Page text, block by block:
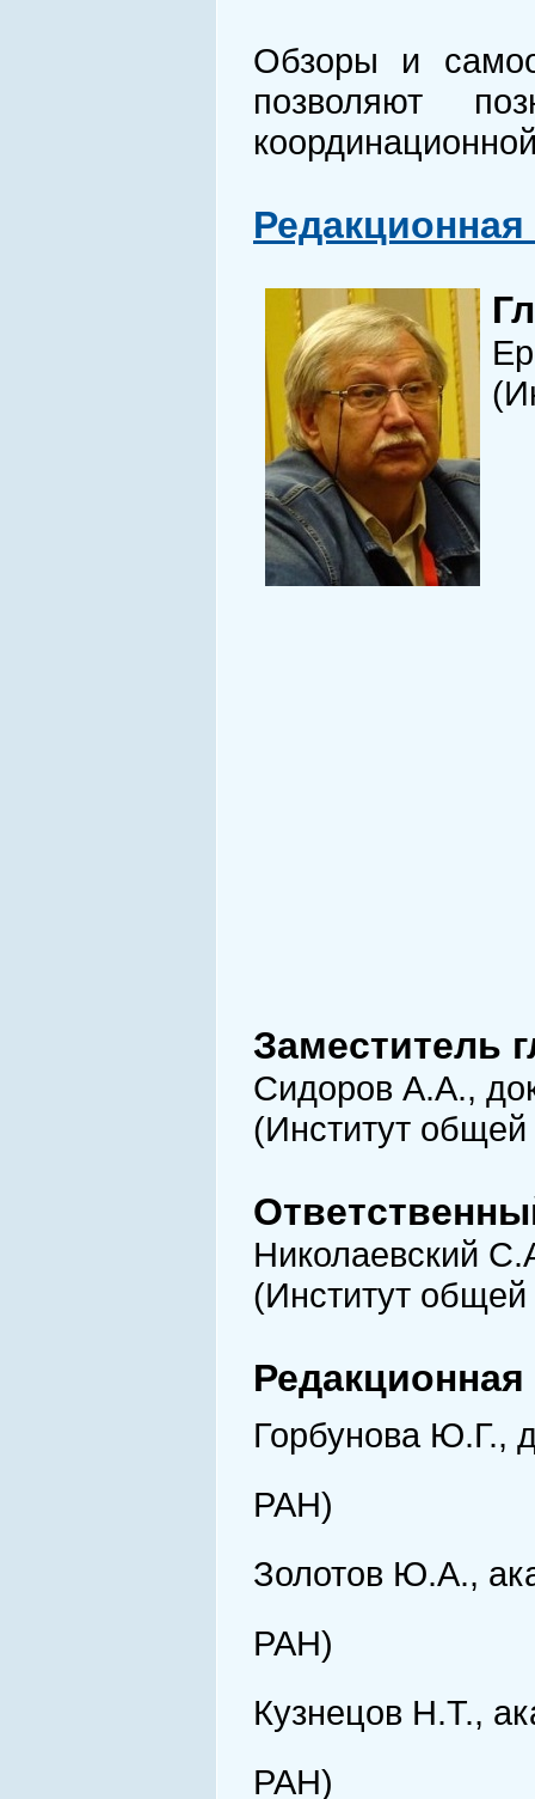
Обзоры и
позволяют
Редакционная
Заместитель
Сидоров А.А.,
(Институт
Николаевский
(Институт
Редакционная
Горбунова Ю.Г.,
РАН)
Золотов Ю.А.,
РАН)
Кузнецов Н.Т.,
РАН)